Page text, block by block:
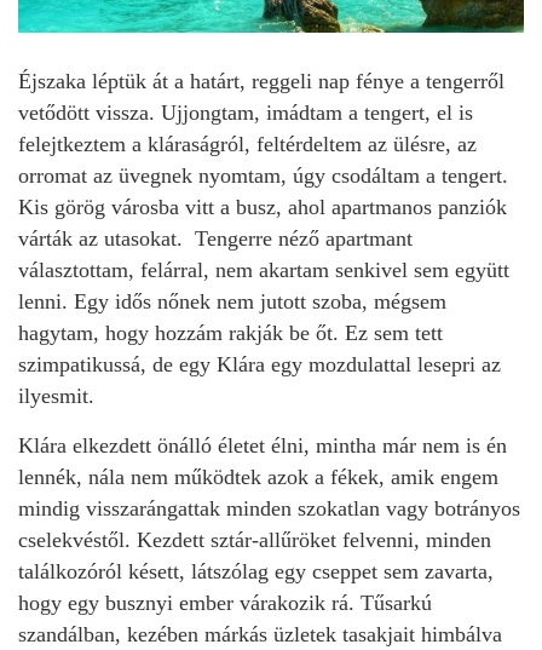
Éjszaka léptük át a határt, reggeli nap fénye a tengerről
vetődött vissza. Ujjongtam, imádtam a tengert, el is
felejtkeztem a kláraságról, feltérdeltem az ülésre, az
orromat az üvegnek nyomtam, úgy csodáltam a tengert.
Kis görög városba vitt a busz, ahol apartmanos panziók
várták az utasokat. Tengerre néző apartmant
választottam, felárral, nem akartam senkivel sem együtt
lenni. Egy idős nőnek nem jutott szoba, mégsem
hagytam, hogy hozzám rakják be őt. Ez sem tett
szimpatikussá, de egy Klára egy mozdulattal lesepri az
ilyesmit.
Klára elkezdett önálló életet élni, mintha már nem is én
lennék, nála nem működtek azok a fékek, amik engem
mindig visszarángattak minden szokatlan vagy botrányos
cselekvéstől. Kezdett sztár-allűröket felvenni, minden
találkozóról késett, látszólag egy cseppet sem zavarta,
hogy egy busznyi ember várakozik rá. Tűsarkú
szandálban, kezében márkás üzletek tasakjait himbálva